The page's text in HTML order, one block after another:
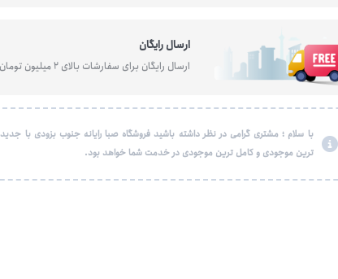
ارسال رایگان
ارسال رایگان برای سفارشات بالای 2 میلیون تومان
با سلام ؛ مشتری گرامی در نظر داشته باشید فروشگاه صبا رایانه جنوب بزودی با جدید
ترین موجودی و کامل ترین موجودی در خدمت شما خواهد بود.